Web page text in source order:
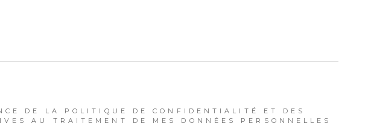
DE LA POLITIQUE DE CONFIDENTIALITÉ ET DES
AU TRAITEMENT DE MES DONNÉES PERSONNELLES